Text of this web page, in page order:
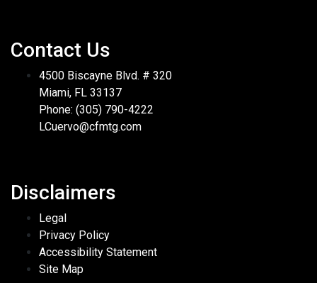
Contact Us
4500 Biscayne Blvd. # 320
Miami, FL 33137
Phone: (305) 790-4222
LCuervo@cfmtg.com
Disclaimers
Legal
Privacy Policy
Accessibility Statement
Site Map